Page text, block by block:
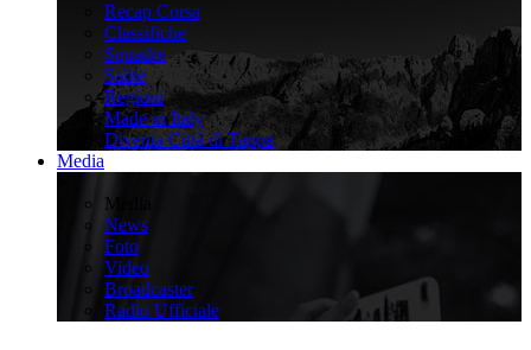
Recap Corsa
Classifiche
Squadre
Salite
Regioni
Made in Italy
Diventa Città di Tappa
Media
Media
News
Foto
Video
Broadcaster
Radio Ufficiale